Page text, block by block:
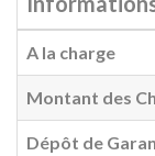
A la charge
Montant des
Dépôt de